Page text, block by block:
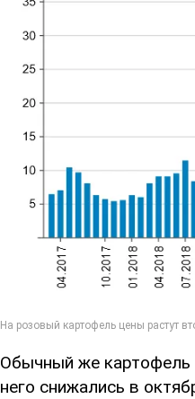
Обычный же картофель
него снижались в